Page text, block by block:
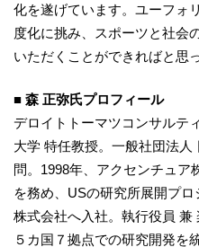
化を遂げています。ユーフォ
度化に挑み、スポーツと社会
いただくことができればと思
■ 森 正弥氏プロフィール
デロイトトーマツコンサルテ
大学 特任教授。一般社団法
問。1998年、アクセンチュア
を務め、USの研究所展開プ
株式会社へ入社。執行役員 兼
５カ国７拠点での研究開発を